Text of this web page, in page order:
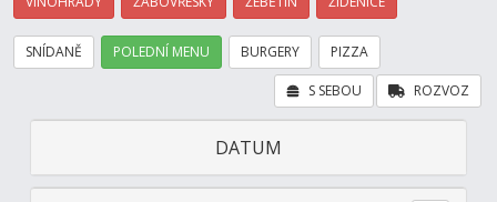
SNÍDANĚ POLEDNÍ MENU BURGERY PIZZA
ROZVOZ
S SEBOU
DATUM